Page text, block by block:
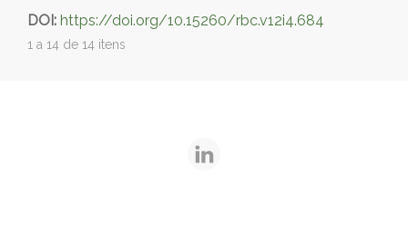
DOI: https://doi.org/10.15260/rbc.v12i4.684
1 a 14 de 14 itens